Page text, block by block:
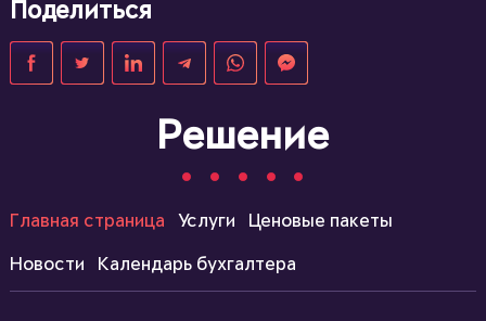
Поделиться
Решение
Главная страница Услуги Ценовые пакеты
Новости Календарь бухгалтера